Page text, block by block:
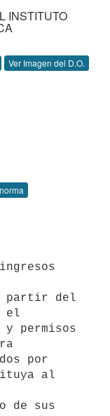
INSTITUTO
Ver Imagen del D.O.
partir del
el
permisos
por
al
de sus